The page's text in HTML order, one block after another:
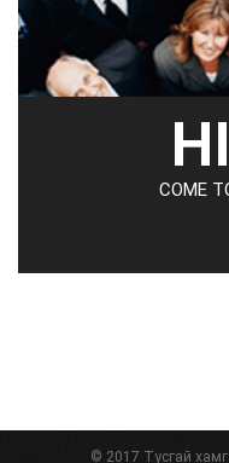
COME
© 2017 Тусгай